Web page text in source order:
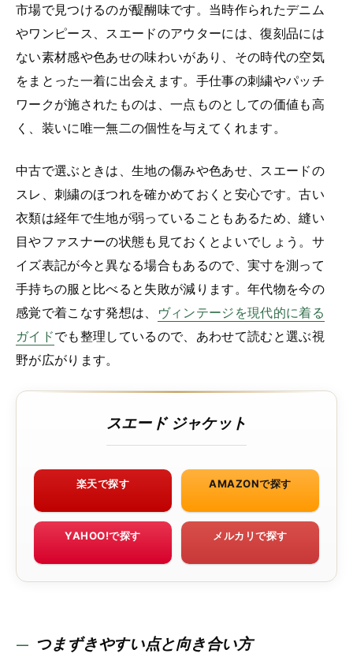
市場で見つけるのが醍醐味です。当時作られたデニム
やワンピース、スエードのアウターには、復刻品には
ない素材感や色あせの味わいがあり、その時代の空気
をまとった一着に出会えます。手仕事の刺繍やパッチ
ワークが施されたものは、一点ものとしての価値も高
く、装いに唯一無二の個性を与えてくれます。
中古で選ぶときは、生地の傷みや色あせ、スエードの
スレ、刺繍のほつれを確かめておくと安心です。古い
衣類は経年で生地が弱っていることもあるため、縫い
目やファスナーの状態も見ておくとよいでしょう。サ
イズ表記が今と異なる場合もあるので、実寸を測って
手持ちの服と比べると失敗が減ります。年代物を今の
感覚で着こなす発想は、
ヴィンテージを現代的に着る
ガイドでも整理しているので、あわせて読むと選ぶ視
野が広がります。
スエード ジャケット
楽天で探す AMAZONで探す
YAHOO!で探す メルカリで探す
つまずきやすい点と向き合い方